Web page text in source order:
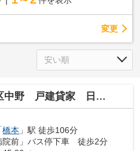
変更
建貸家 日赤病院西バス停前
橋本 」駅 徒歩106分
院前」バス停下車 徒歩2分